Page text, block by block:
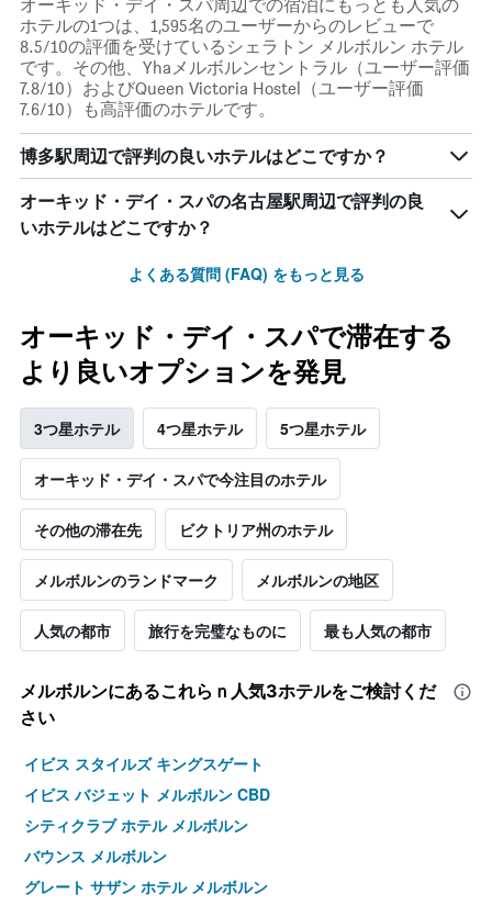
オーキッド・デイ・スパ周辺での宿泊にもっとも人気の
ホテルの1つは、1,595名のユーザーからのレビューで
8.5/10の評価を受けているシェラトン メルボルン ホテル
です。その他、Yhaメルボルンセントラル（ユーザー評価
7.8/10）およびQueen Victoria Hostel（ユーザー評価
7.6/10）も高評価のホテルです。
博多駅周辺で評判の良いホテルはどこですか？
オーキッド・デイ・スパの名古屋駅周辺で評判の良
いホテルはどこですか？
よくある質問 (FAQ) をもっと見る
オーキッド・デイ・スパで滞在する
より良いオプションを発見
3つ星ホテル 4つ星ホテル 5つ星ホテル
オーキッド・デイ・スパで今注目のホテル
その他の滞在先 ビクトリア州のホテル
メルボルンのランドマーク メルボルンの地区
人気の都市 旅行を完璧なものに 最も人気の都市
メルボルン​にあるこれらｎ人気3ホテルをご検討くだ
さい
イビス スタイルズ キングスゲート
イビス バジェット メルボルン CBD
シティクラブ ホテル メルボルン
バウンス メルボルン
グレート サザン ホテル メルボルン